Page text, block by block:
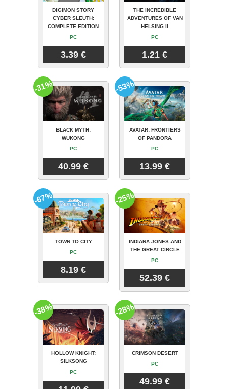
DIGIMON STORY
CYBER SLEUTH:
COMPLETE EDITION
PC
3.39 €
THE INCREDIBLE
ADVENTURES OF VAN
HELSING II
PC
1.21 €
BLACK MYTH:
WUKONG
PC
40.99 €
-31%
AVATAR: FRONTIERS
OF PANDORA
PC
13.99 €
-53%
TOWN TO CITY
PC
8.19 €
-67%
INDIANA JONES AND
THE GREAT CIRCLE
PC
52.39 €
-25%
HOLLOW KNIGHT:
SILKSONG
PC
-38%
CRIMSON DESERT
PC
49.99 €
-28%